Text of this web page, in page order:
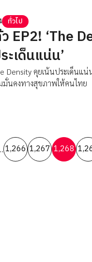
ทั่วไป
EP2! ‘The
ะเด็นแน่น’
Density คุยเน้นประเด็นแน่
มั่นคงทางสุขภาพให้คนไทย
1,266 1,267 1,268